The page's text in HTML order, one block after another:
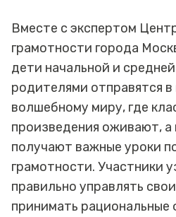
Вместе с экспертом
грамотности города
дети начальной и
родителями отправятся
волшебному миру, где
произведения оживают, а
получают важные уроки
грамотности. Участники
правильно управлять
принимать рациональные